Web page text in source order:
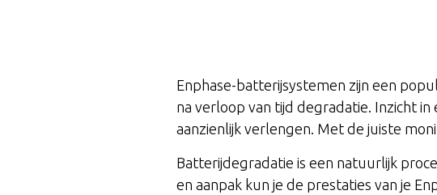
Enphase-batterijsystemen zijn een
na verloop van tijd degradatie. Inzicht
aanzienlijk verlengen. Met de juiste
Batterijdegradatie is een natuurlijk
en aanpak kun je de prestaties van je